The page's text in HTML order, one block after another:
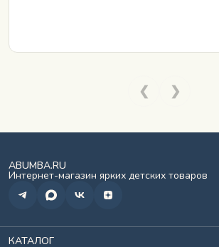
❮ ❯
ABUMBA.RU
Интернет-магазин ярких детских товаров
КАТАЛОГ